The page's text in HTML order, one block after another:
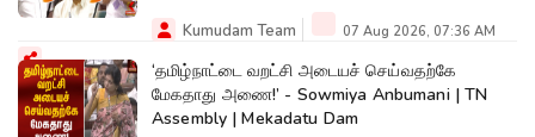
Kumudam Team 07 Aug 2026, 07:36 AM
‘தமிழ்நாட்டை வறட்சி அடையச் செய்வதற்கே
மேகதாது அணை!’ - Sowmiya Anbumani | TN
Assembly | Mekadatu Dam